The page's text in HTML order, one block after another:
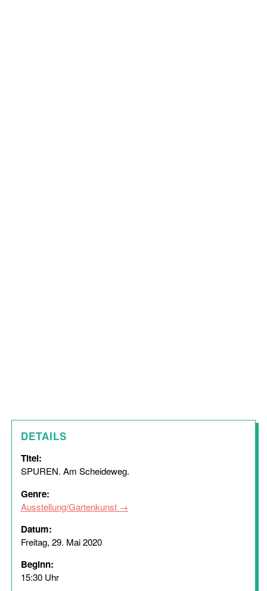
DETAILS
Titel:
SPUREN. Am Scheideweg.
Genre:
Ausstellung/Gartenkunst
Datum:
Freitag, 29. Mai 2020
Beginn:
15:30 Uhr